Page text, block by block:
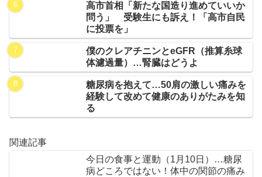
高市首相「新たな国造り進めていいか
問う」 受験生にも訴え！「高市自民
に投票を」
僕のクレアチニンとeGFR（推算糸球
体濾過量）…腎臓はどうよ
糖尿病を抱えて…50肩の激しい痛みを
経験して改めて健康のありがたみを知
る
関連記事
今日の食事と運動（1月10日）…糖尿
病どころではない！体中の関節の痛み